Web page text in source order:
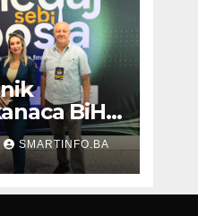
BiH
sajma
SMARTINFO.BA